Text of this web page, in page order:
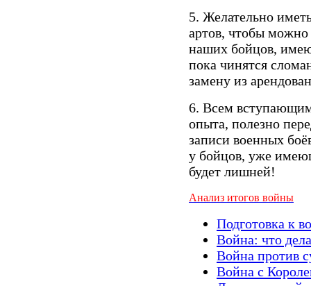
5. Желательно
артов, чтобы
наших бойцов,
пока чинятся
замену из
6. Всем
опыта, полезно
записи военных
у бойцов, уже
будет лишней!
Анализ итогов войны
Подготовка к
Война: что
Война против
Война с